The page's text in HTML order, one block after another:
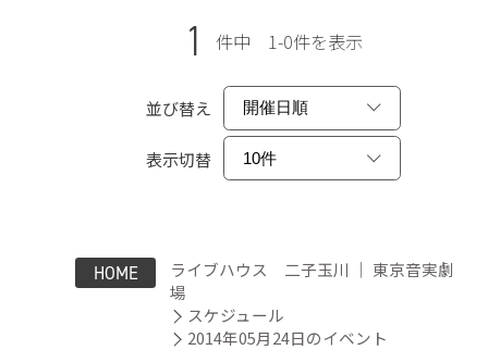
1 件中 1-0件を表示
並び替え
表示切替
HOME
ライブハウス 二子玉川 ｜ 東京音実劇
場
スケジュール
2014年05月24日のイベント